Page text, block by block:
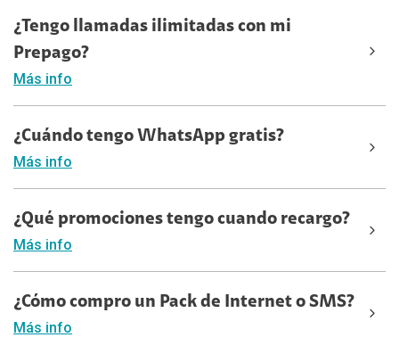
¿Tengo llamadas ilimitadas con mi
Prepago?
Más info
¿Cuándo tengo WhatsApp gratis?
Más info
¿Qué promociones tengo cuando recargo?
Más info
¿Cómo compro un Pack de Internet o SMS?
Más info